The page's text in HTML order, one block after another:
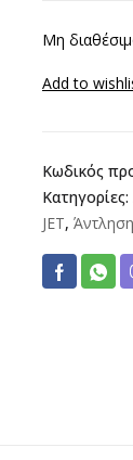
Μη
Add to
Κωδικός
Κατηγορίες:
JET, Άντληση